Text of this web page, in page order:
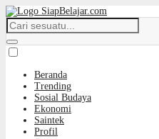
Beranda
Trending
Sosial Budaya
Ekonomi
Saintek
Profil